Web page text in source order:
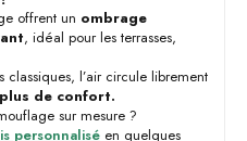
offrent un ombrage
, idéal pour les terrasses,
classiques, l’air circule librement
de confort.
sur mesure ?
personnalisé en quelques